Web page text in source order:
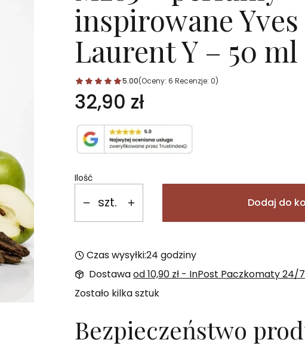
inspirowane
Laurent Y – 50
5.00(Oceny: 6 Recenzje: 0)
Cena
32,90 zł
Ilość
szt. Dodaj do
Czas wysyłki:24 godziny
Dostawaod 10,90 zł - InPost Paczkomaty 24/7
Zostało kilka sztuk
Bezpieczeństwo